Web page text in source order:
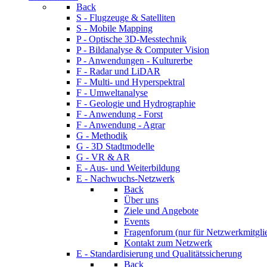
Back
S - Flugzeuge & Satelliten
S - Mobile Mapping
P - Optische 3D-Messtechnik
P - Bildanalyse & Computer Vision
P - Anwendungen - Kulturerbe
F - Radar und LiDAR
F - Multi- und Hyperspektral
F - Umweltanalyse
F - Geologie und Hydrographie
F - Anwendung - Forst
F - Anwendung - Agrar
G - Methodik
G - 3D Stadtmodelle
G - VR & AR
E - Aus- und Weiterbildung
E - Nachwuchs-Netzwerk
Back
Über uns
Ziele und Angebote
Events
Fragenforum (nur für
Kontakt zum Netzwerk
E - Standardisierung und Qualitätssicherung
Back